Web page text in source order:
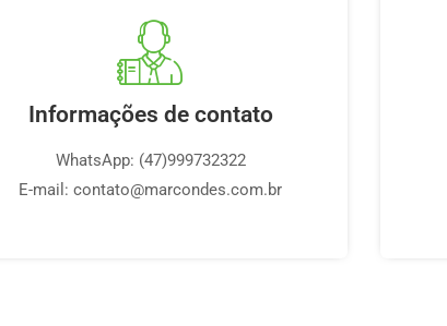
Informações de contato
WhatsApp: (47)999732322
E-mail: contato@marcondes.com.br